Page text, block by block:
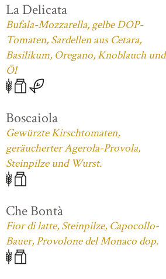
La Delicata
Bufala-Mozzarella, gelbe DOP-
Tomaten, Sardellen aus Cetara,
Basilikum, Oregano, Knoblauch und
Öl
Boscaiola
Gewürzte Kirschtomaten,
geräucherter Agerola-Provola,
Steinpilze und Wurst.
Che Bontà
Fior di latte, Steinpilze, Capocollo-
Bauer, Provolone del Monaco dop.